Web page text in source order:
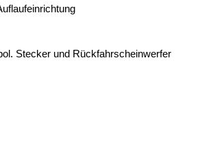
Stecker und Rückfahrscheinwerfer